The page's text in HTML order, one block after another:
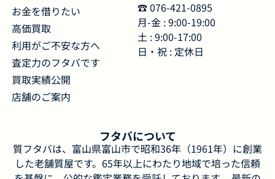
お金を借りたい
高価買取
利用がご不安な方へ
査定力のフタバです
買取実績公開
店舗のご案内
☎︎ 076-421-0895
月-金 : 9:00-19:00
土 : 9:00-17:00
日・祝 : 定休日
フタバについて
質フタバは、富山県富山市で昭和36年（1961年）に創業
した老舗質屋です。65年以上にわたり地域で培った信頼